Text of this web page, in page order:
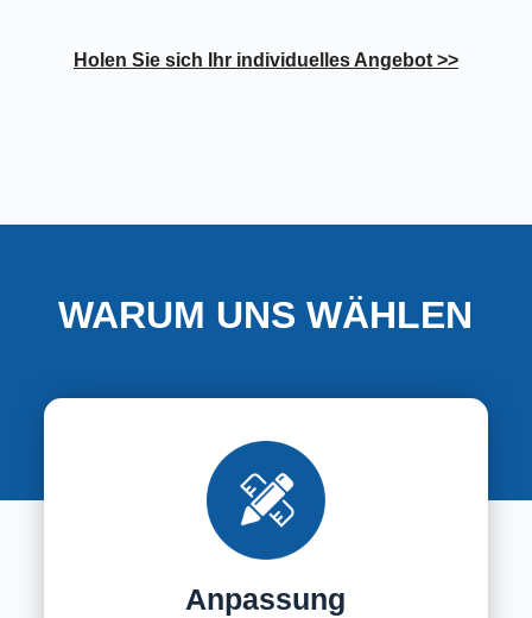
Holen Sie sich Ihr individuelles Angebot >>
WARUM UNS WÄHLEN
Anpassung